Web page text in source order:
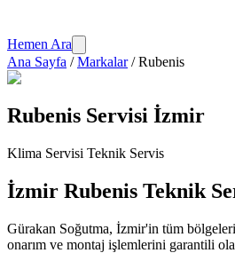
Hemen Ara
Ana Sayfa /Markalar/Rubenis
Rubenis Servisi İzmir
Klima Servisi Teknik Servis
İzmir Rubenis Teknik
Gürakan Soğutma, İzmir'in tüm
onarım ve montaj işlemlerini garantili